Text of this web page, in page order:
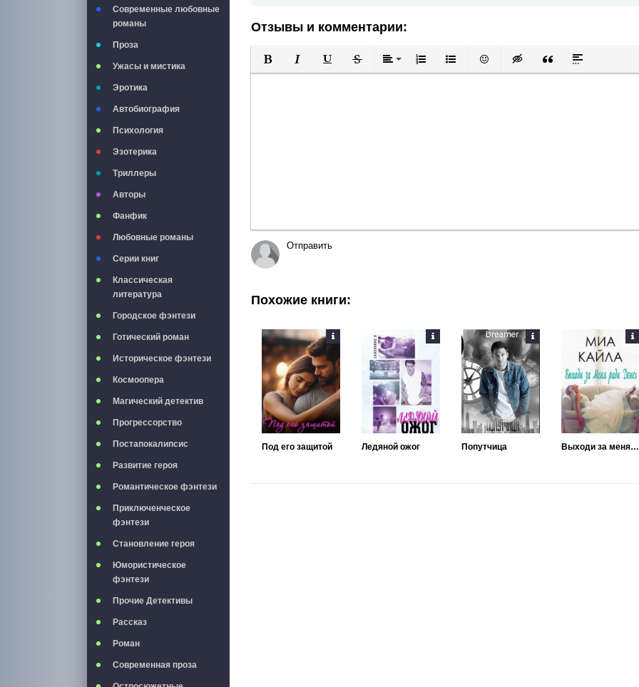
Современные любовные
романы
Проза
Ужасы и мистика
Эротика
Автобиография
Психология
Эзотерика
Триллеры
Авторы
Фанфик
Любовные романы
Серии книг
Классическая
литература
Городское фэнтези
Готический роман
Историческое фэнтези
Космоопера
Магический детектив
Прогрессорство
Постапокалипсис
Развитие героя
Романтическое фэнтези
Приключенческое
фэнтези
Становление героя
Юмористическое
фэнтези
Прочие Детективы
Рассказ
Роман
Современная проза
Отзывы и комментарии:
Полужирный
КурсивПодчеркнутый
ЗачеркнутыйВыравнивание
Нумерованный список
Маркированный список
Вставить смайлик
Вставка скрытого текста
Вставка цитаты
Вставка
Отправить
Похожие книги:
Под его защитой Ледяной ожог Попутчица Выходи за меня ради денег